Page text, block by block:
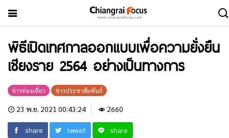
พิธีเปิดเทศกาลออกแบบเพื่อความยั่งยืน
เชียงราย 2564 อย่างเป็นทางการ
ข่าวท่องเที่ยว ข่าวประชาสัมพันธ์
23 พ.ย. 2021 00:43:24 2660
share tweet share